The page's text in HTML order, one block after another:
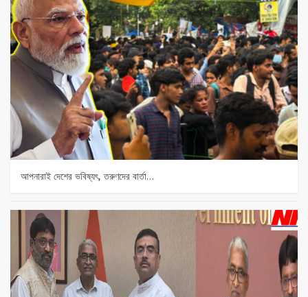
আপনারাই দেশের ভবিষ্যৎ, তরুণদের বার্তা…